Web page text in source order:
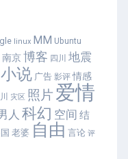
linux MM Ubuntu
南京博客 四川 地震
小说 广告 影评 情感
灾区 照片 爱情
人 科幻 空间 结
老婆 自由 言论 评